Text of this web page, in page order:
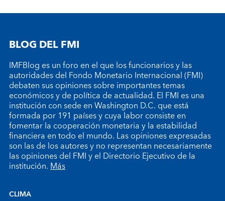
BLOG DEL FMI
IMFBlog es un foro en el que los funcionarios y las
autoridades del Fondo Monetario Internacional (FMI)
debaten sus opiniones sobre importantes temas
económicos y de política de actualidad. El FMI es una
institución con sede en Washington D.C. que está
formada por 191 países y cuya labor consiste en
fomentar la cooperación monetaria y la estabilidad
financiera en todo el mundo. Las opiniones expresadas
son las de los autores y no representan necesariamente
las opiniones del FMI y el Directorio Ejecutivo de la
institución.Más
CLIMA